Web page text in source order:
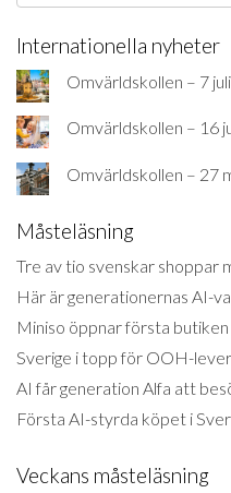
Internationella nyheter
Omvärldskollen – 7
Omvärldskollen – 16
Omvärldskollen – 27
Måsteläsning
Tre av tio svenskar shoppar
Här är generationernas AI-
Miniso öppnar första butiken
Sverige i topp för OOH-
AI får generation Alfa att
Första AI-styrda köpet i
Veckans måsteläsning